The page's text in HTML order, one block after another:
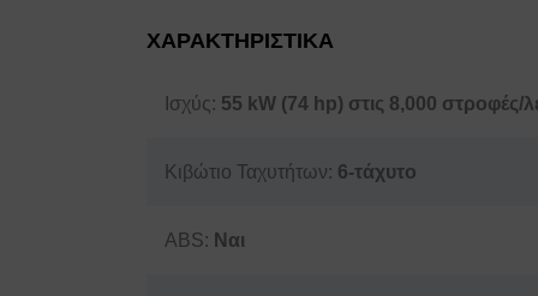
ΧΑΡΑΚΤΗΡΙΣΤΙΚΑ
Ισχύς: 55 kW (74 hp) στις 8,000 στροφές/
Κιβώτιο Ταχυτήτων: 6-τάχυτο
ABS: Ναι